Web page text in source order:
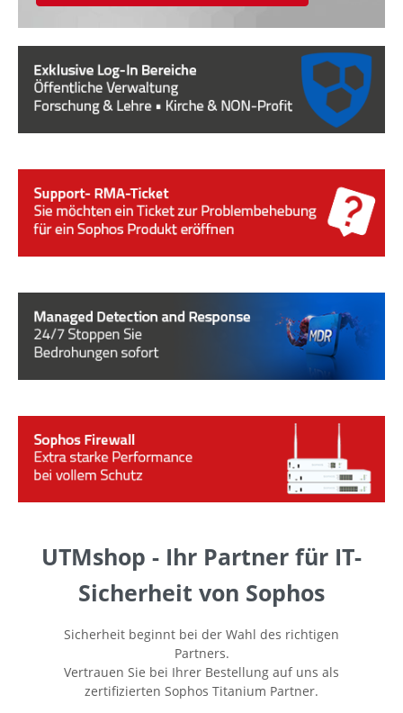
UTMshop - Ihr Partner für IT-
Sicherheit von Sophos
Sicherheit beginnt bei der Wahl des richtigen
Partners.
Vertrauen Sie bei Ihrer Bestellung auf uns als
zertifizierten Sophos Titanium Partner.